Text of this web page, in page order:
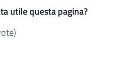
utile questa pagina?